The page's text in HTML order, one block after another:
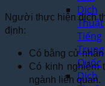
Dịch
Thuật
Tiếng
Trung
Quốc
Dịch
Người thực hiện dịch
định:
Có bằng cử
Có kinh nghiệm
ngành liên quan.